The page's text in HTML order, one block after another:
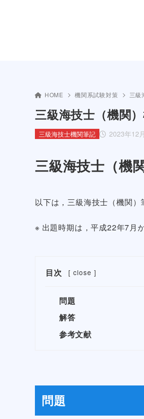
HOME 機関系試験対策 三級
三級海技士（機関
2023年12
三級海技士機関筆記
三級海技士（機
以下は，三級海技士（機関）
※ 出題時期は，平成22年7月
目次 [ close ]
問題
解答
参考文献
問題